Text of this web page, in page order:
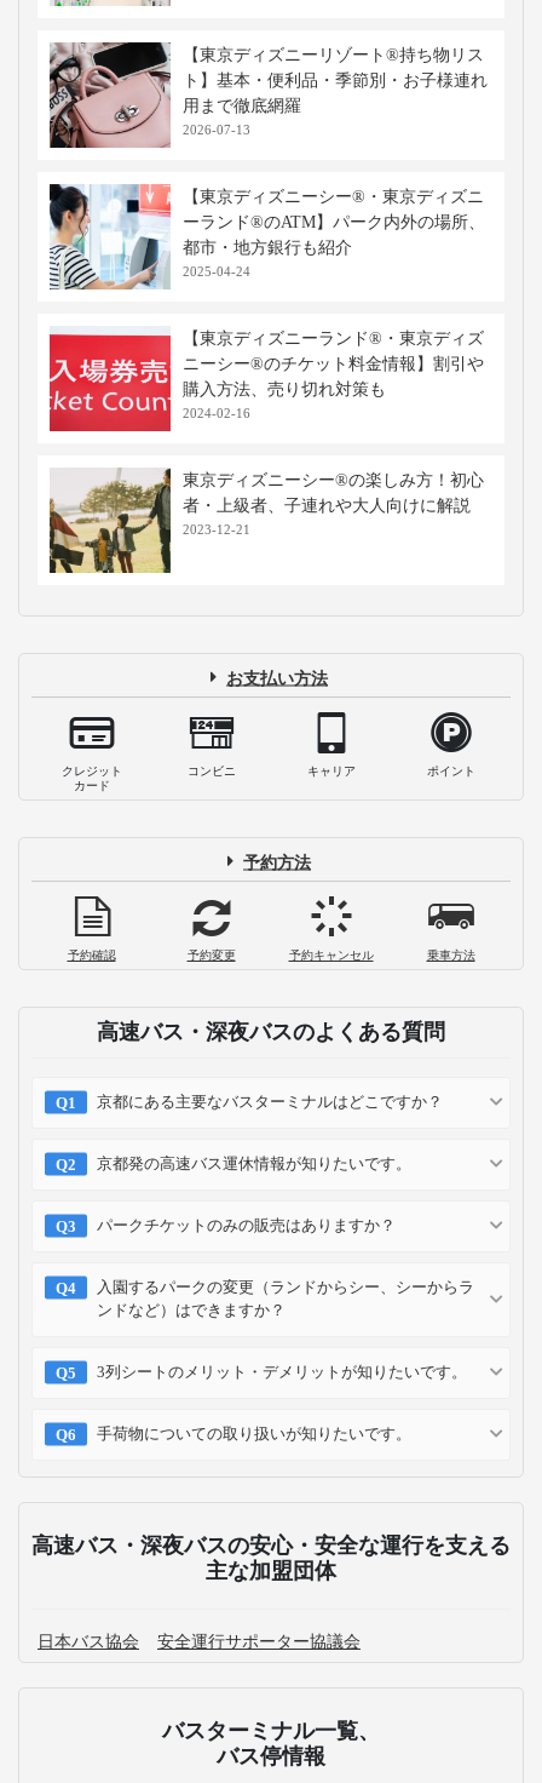
【東京ディズニーリゾート®持ち物リス
ト】基本・便利品・季節別・お子様連れ
用まで徹底網羅
2026-07-13
【東京ディズニーシー®・東京ディズニ
ーランド®のATM】パーク内外の場所、
都市・地方銀行も紹介
2025-04-24
【東京ディズニーランド®・東京ディズ
ニーシー®のチケット料金情報】割引や
購入方法、売り切れ対策も
2024-02-16
東京ディズニーシー®の楽しみ方！初心
者・上級者、子連れや大人向けに解説
2023-12-21
お支払い方法
クレジット
カード
コンビニ キャリア ポイント
予約方法
予約確認 予約変更 予約キャンセル 乗車方法
高速バス・深夜バスのよくある質問
京都にある主要なバスターミナルはどこですか？
京都発の高速バス運休情報が知りたいです。
パークチケットのみの販売はありますか？
入園するパークの変更（ランドからシー、シーからラ
ンドなど）はできますか？
3列シートのメリット・デメリットが知りたいです。
手荷物についての取り扱いが知りたいです。
高速バス・深夜バスの安心・安全な運行を支える
主な加盟団体
日本バス協会 安全運行サポーター協議会
バスターミナル一覧、
バス停情報